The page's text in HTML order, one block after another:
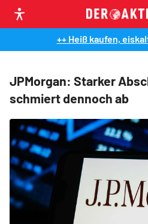
++ Heiß kaufen,
JPMorgan: Starker
schmiert dennoch ab